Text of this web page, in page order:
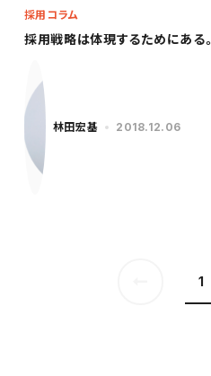
採用戦略は体現するためにある。
採用コラム
林田宏基 2018.12.06
1